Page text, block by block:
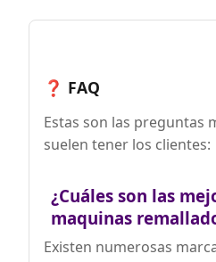
Esto garantiza
costura
cualquier entorno
❓ FAQ
Estas son las preguntas
suelen tener los clientes:
¿Cuáles son las
maquinas
Existen numerosas